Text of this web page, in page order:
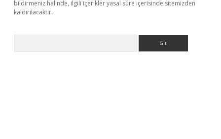
bildirmeniz halinde, ilgili içerikler yasal süre içerisinde sitemizden
kaldırılacaktır.